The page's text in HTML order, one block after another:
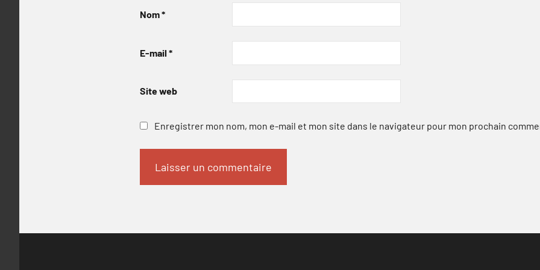
Nom*
E-mail *
Site web
Enregistrer mon nom, mon e-mail et mon site dans le navigateur pour mon prochain